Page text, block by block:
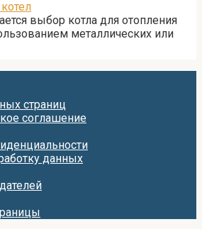
выбор котла для отопления
металлических или
страниц
соглашение
данных